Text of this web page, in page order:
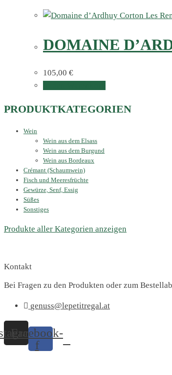
DOMAINE
105,00 €
PRODUKTKATEGORIEN
Wein
Wein aus dem Elsass
Wein aus dem Burgund
Wein aus Bordeaux
Crémant (Schaumwein)
Fisch und Meeresfrüchte
Gewürze, Senf, Essig
Süßes
Sonstiges
Produkte aller Kategorien anzeigen
Kontakt
Bei Fragen zu den Produkten oder zum
genuss@lepetitregal.at
Facebook-
f